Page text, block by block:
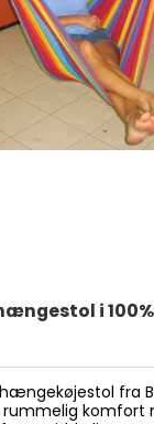
i
fra
rummelig komfort